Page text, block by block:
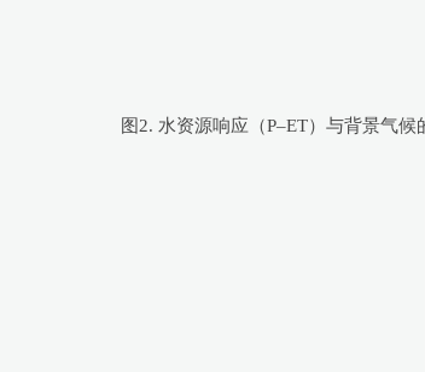
图2. 水资源响应（P–ET）与背景气